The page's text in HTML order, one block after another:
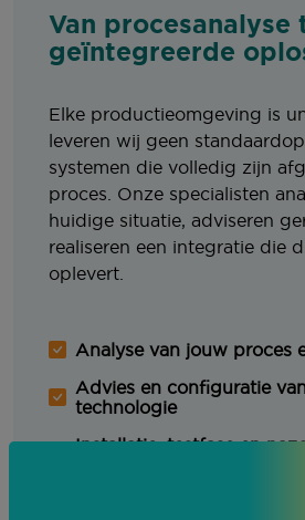
Van procesanalyse
geïntegreerde
Elke productieomgeving is
leveren wij geen
systemen die volledig zijn
proces. Onze specialisten
huidige situatie, adviseren
realiseren een integratie die
oplevert.
Analyse van jouw proces
Advies en configuratie
technologie
Installatie, testfase en